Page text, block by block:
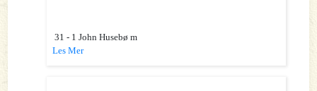
31 - 1 John Husebø m
Les Mer